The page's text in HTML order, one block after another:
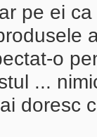
pe ei
o
...
doresc